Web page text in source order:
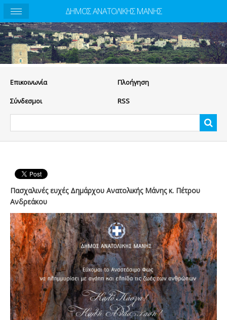
Eπικοινωνία Πλοήγηση
Σύνδεσμοι RSS
Πασχαλινές ευχές Δημάρχου Ανατολικής Μάνης κ. Πέτρου
Ανδρεάκου
ΔΗΜΟΣ ΑΝΑΤΟΛΙΚΗΣ ΜΑΝΗΣ